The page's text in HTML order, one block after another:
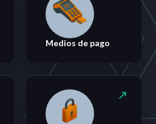
Medios de pago